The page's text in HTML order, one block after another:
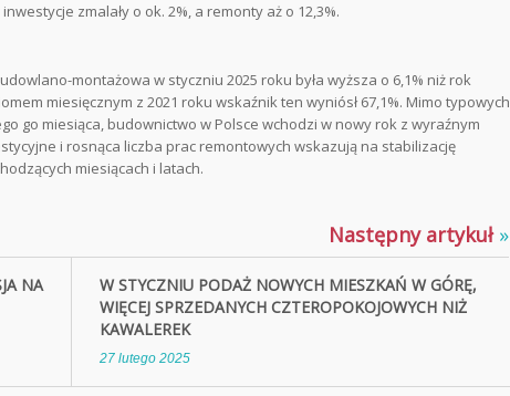
zmalały o ok. 2%, a remonty aż o 12,3%.
montażowa w styczniu 2025 roku była wyższa o 6,1% niż rok
miesięcznym z 2021 roku wskaźnik ten wyniósł 67,1%. Mimo typowych
go miesiąca, budownictwo w Polsce wchodzi w nowy rok z wyraźnym
i rosnąca liczba prac remontowych wskazują na stabilizację
miesiącach i latach.
NA
Następny artykuł »
W STYCZNIU PODAŻ NOWYCH MIESZKAŃ W GÓRĘ,
WIĘCEJ SPRZEDANYCH CZTEROPOKOJOWYCH NIŻ
KAWALEREK
27 lutego 2025